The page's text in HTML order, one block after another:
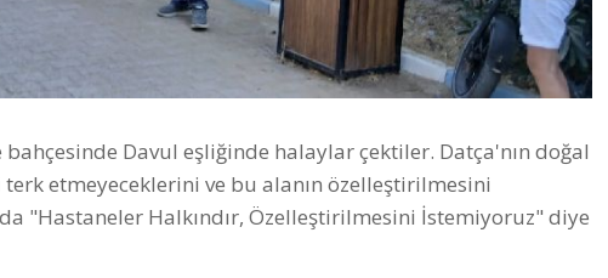
Davul eşliğinde halaylar çektiler. Datça'nın doğal
terk etmeyeceklerini ve bu alanın özelleştirilmesini
"Hastaneler Halkındır, Özelleştirilmesini İstemiyoruz" diye